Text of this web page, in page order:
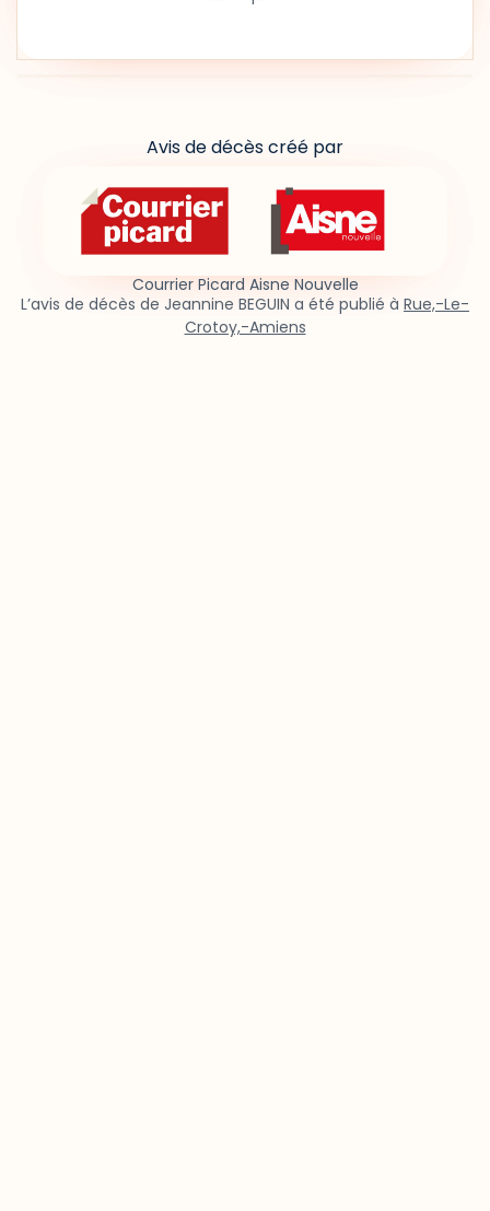
Avis de décès créé par
Courrier Picard Aisne Nouvelle
L’avis de décès de Jeannine BEGUIN a été publié à Rue,-Le-
Crotoy,-Amiens